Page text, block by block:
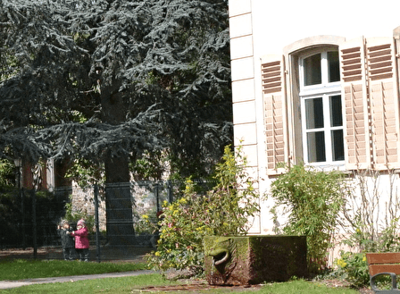
Exporter les lignes sélectionnées
Exporter toutes les colonnes
Exporter uniquement les colonnes affichées
Menu
Ajoutez un logo, un bouton, des réseaux sociaux
Cliquez pour éditer
Association RIBOTOTEM▴▾
RIBOTOTEM à Ribeauvillé
Ecole de DANSE à Ribeauvillé
SPORTS à Ribototem
Les AUTRES activités à Ribototem